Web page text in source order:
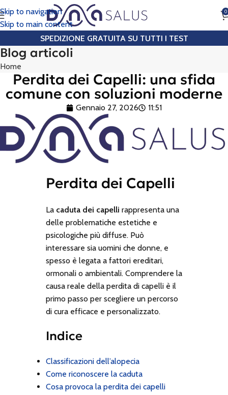
Skip to navigation
Skip to main content
0
SPEDIZIONE GRATUITA SU TUTTI I TEST
Blog articoli
Home
Perdita dei Capelli: una sfida
comune con soluzioni moderne
Gennaio 27, 2026 11:51
Perdita dei Capelli
La caduta dei capelli rappresenta una
delle problematiche estetiche e
psicologiche più diffuse. Può
interessare sia uomini che donne, e
spesso è legata a fattori ereditari,
ormonali o ambientali. Comprendere la
causa reale della perdita di capelli è il
primo passo per scegliere un percorso
di cura efficace e personalizzato.
Indice
Classificazioni dell’alopecia
Come riconoscere la caduta
Cosa provoca la perdita dei capelli